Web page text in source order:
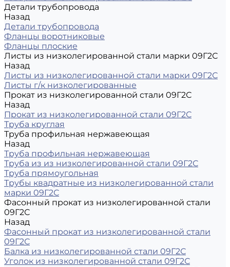
Детали трубопровода
Назад
Детали трубопровода
Фланцы воротниковые
Фланцы плоские
Листы из низколегированной стали марки 09Г2С
Назад
Листы из низколегированной стали марки 09Г2С
Листы г/к низколегированные
Прокат из низколегированной стали 09Г2С
Назад
Прокат из низколегированной стали 09Г2С
Труба круглая
Труба профильная нержавеющая
Назад
Труба профильная нержавеющая
Труба из из низколегированной стали 09Г2С
Труба прямоугольная
Трубы квадратные из низколегированной стали
марки 09Г2С
Фасонный прокат из низколегированной стали
09Г2С
Назад
Фасонный прокат из низколегированной стали
09Г2С
Балка из низколегированной стали 09Г2С
Уголок из низколегированной стали 09Г2С